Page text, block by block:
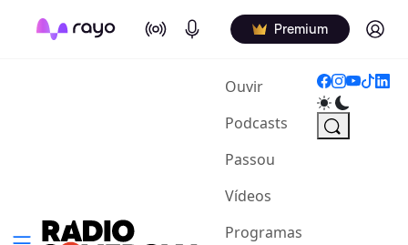
On Air Podcasts Premium Log in
Ouvir(current)
Podcasts
Passou
Vídeos
Programas